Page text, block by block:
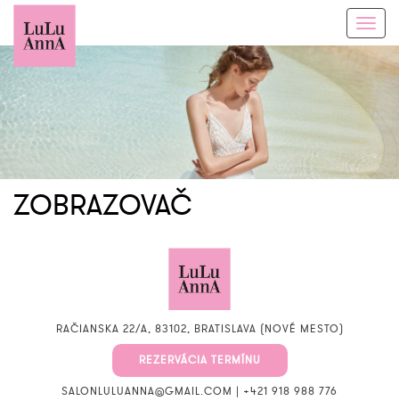
ZOBRAZOVAČ
RAČIANSKA 22/A, 83102, BRATISLAVA (NOVÉ MESTO)
REZERVÁCIA TERMÍNU
SALONLULUANNA@GMAIL.COM | +421 918 988 776